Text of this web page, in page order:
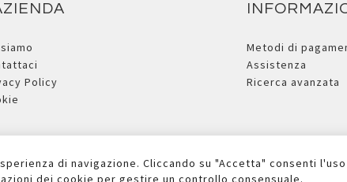
Policy
Metodi di
Assistenza
Ricerca avanzata
di navigazione. Cliccando su "Accetta" consenti l'uso
dei cookie per gestire un controllo consensuale.